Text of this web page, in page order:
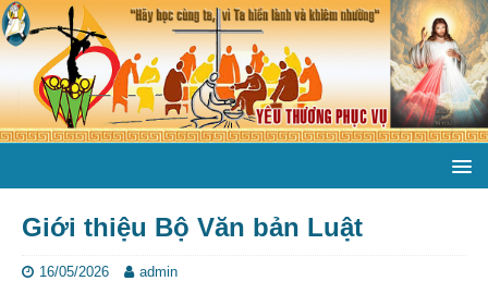
Giới thiệu Bộ Văn bản Luật
16/05/2026 admin